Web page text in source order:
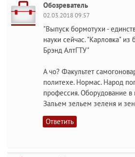
Обозреватель
02.03.2018 09:57
"Выпуск бормотухи -
науки сейчас. "Карловка" из
Брэнд АлтГТУ"
А чо? Факультет
политехе. Нормас. Народ
профессия. Оборудование в
Зальем зельем зеленя и
Ответить